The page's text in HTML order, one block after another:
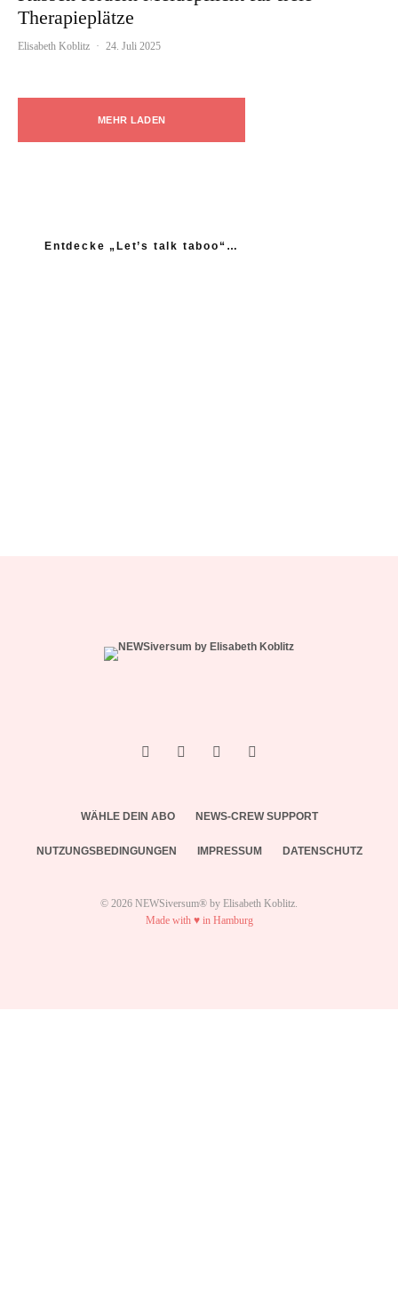
Therapieplätze
Elisabeth Koblitz · 24. Juli 2025
MEHR LADEN
Entdecke „Let’s talk taboo“…
WÄHLE DEIN ABO NEWS-CREW SUPPORT
NUTZUNGSBEDINGUNGEN IMPRESSUM DATENSCHUTZ
© 2026 NEWSiversum® by Elisabeth Koblitz.
Made with ♥ in Hamburg